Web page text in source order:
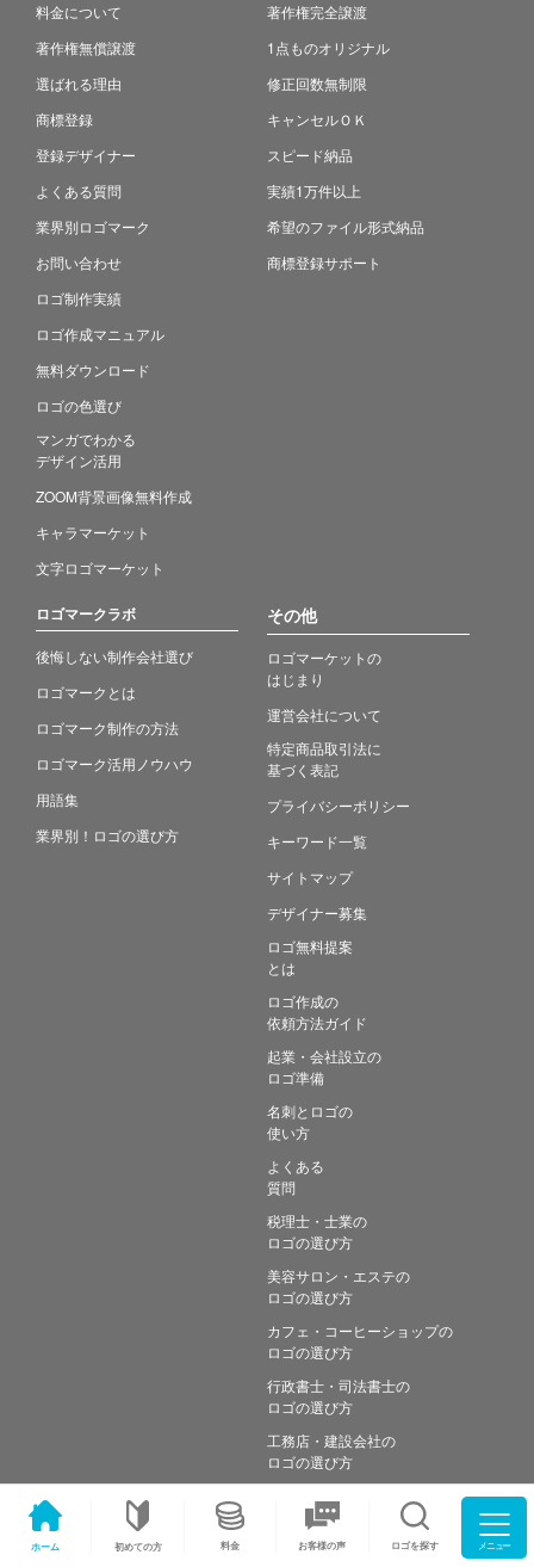
ホーム 初めての方 料金 お客様の声 ロゴを探す メニュー
料金について
著作権無償譲渡
選ばれる理由
商標登録
登録デザイナー
よくある質問
業界別ロゴマーク
お問い合わせ
ロゴ制作実績
ロゴ作成マニュアル
無料ダウンロード
ロゴの色選び
マンガでわかる
デザイン活用
ZOOM背景画像無料作成
キャラマーケット
文字ロゴマーケット
著作権完全譲渡
1点ものオリジナル
修正回数無制限
キャンセルＯＫ
スピード納品
実績1万件以上
希望のファイル形式納品
商標登録サポート
ロゴマークラボ
後悔しない制作会社選び
ロゴマークとは
ロゴマーク制作の方法
ロゴマーク活用ノウハウ
用語集
業界別！ロゴの選び方
その他
ロゴマーケットの
はじまり
運営会社について
特定商品取引法に
基づく表記
プライバシーポリシー
キーワード一覧
サイトマップ
デザイナー募集
ロゴ無料提案
とは
ロゴ作成の
依頼方法ガイド
起業・会社設立の
ロゴ準備
名刺とロゴの
使い方
よくある
質問
税理士・士業の
ロゴの選び方
美容サロン・エステの
ロゴの選び方
カフェ・コーヒーショップの
ロゴの選び方
行政書士・司法書士の
ロゴの選び方
工務店・建設会社の
ロゴの選び方
Copyright © Simple works Inc. All Rights Reserved.